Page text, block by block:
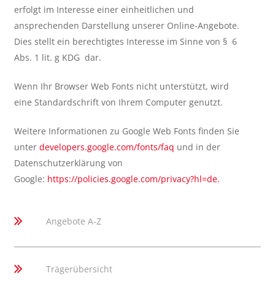
erfolgt im Interesse einer einheitlichen und
ansprechenden Darstellung unserer Online-Angebote.
Dies stellt ein berechtigtes Interesse im Sinne von § 6
Abs. 1 lit. g KDG dar.
Wenn Ihr Browser Web Fonts nicht unterstützt, wird
eine Standardschrift von Ihrem Computer genutzt.
Weitere Informationen zu Google Web Fonts finden Sie
unter developers.google.com/fonts/faq und in der
Datenschutzerklärung von
Google: https://policies.google.com/privacy?hl=de.
Angebote A-Z
Trägerübersicht